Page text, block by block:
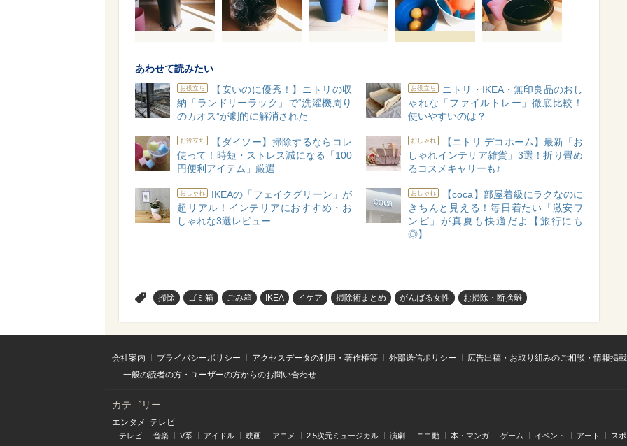
あわせて読みたい
お役立ち
【安いのに優秀！】ニトリの収
納「ランドリーラック」で“洗濯機周り
のカオス”が劇的に解消された
お役立ち
ニトリ・IKEA・無印良品のおし
ゃれな「ファイルトレー」徹底比較！
使いやすいのは？
お役立ち
【ダイソー】掃除するならコレ
使って！時短・ストレス減になる「100
円便利アイテム」厳選
おしゃれ
【ニトリ デコホーム】最新「お
しゃれインテリア雑貨」3選！折り畳め
るコスメキャリーも♪
おしゃれ
IKEAの「フェイクグリーン」が
超リアル！インテリアにおすすめ・お
しゃれな3選レビュー
おしゃれ
【coca】部屋着級にラクなのに
きちんと見える！毎日着たい「激安ワ
ンピ」が真夏も快適だよ【旅行にも
◎】
掃除 ゴミ箱 ごみ箱 IKEA イケア 掃除術まとめ がんばる女性 お掃除・断捨離
会社案内 プライバシーポリシー アクセスデータの利用・著作権等 外部送信ポリシー
広告出稿・お取り組みのご相談・情報掲
一般の読者の方・ユーザーの方からのお問い合わせ
カテゴリー
エンタメ･テレビ
テレビ 音楽 V系 アイドル 映画 アニメ 2.5次元ミュージカル 演劇 ニコ動 本・マンガ ゲーム イベント アート ス